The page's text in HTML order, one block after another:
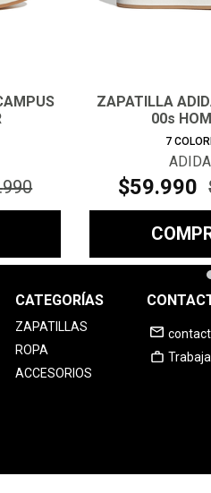
.990
ZAPATILLA
00s
7
$59.990
CATEGORÍAS
ZAPATILLAS
ROPA
ACCESORIOS